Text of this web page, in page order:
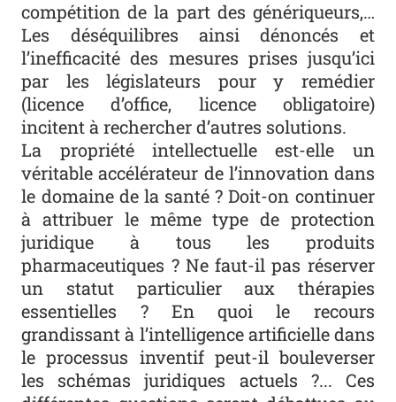
compétition de la part des génériqueurs,…
Les déséquilibres ainsi dénoncés et
l’inefficacité des mesures prises jusqu’ici
par les législateurs pour y remédier
(licence d’office, licence obligatoire)
incitent à rechercher d’autres solutions.
La propriété intellectuelle est-elle un
véritable accélérateur de l’innovation dans
le domaine de la santé ? Doit-on continuer
à attribuer le même type de protection
juridique à tous les produits
pharmaceutiques ? Ne faut-il pas réserver
un statut particulier aux thérapies
essentielles ? En quoi le recours
grandissant à l’intelligence artificielle dans
le processus inventif peut-il bouleverser
les schémas juridiques actuels ?... Ces